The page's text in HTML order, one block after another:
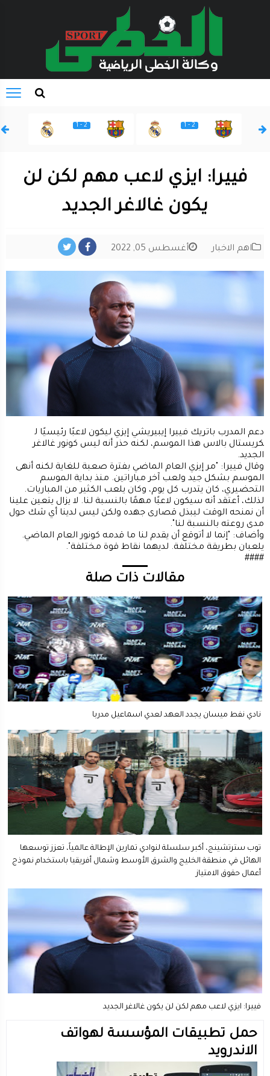
2 - 1
2 - 1
فييرا: ايزي لاعب مهم لكن لن
يكون غالاغر الجديد
اهم الاخبار أغسطس 05, 2022
دعم المدرب باتريك ​فييرا​ إيبيريشي إيزي ليكون لاعبًا رئيسيًا ل​
كريستال بالاس​ هذا الموسم، لكنه حذر أنه ليس كونور غالاغر
الجديد.
وقال فييرا: "مر إيزي العام الماضي بفترة صعبة للغاية لكنه أنهى
الموسم بشكل جيد ولعب آخر مباراتين. منذ بداية الموسم
التحضيري، كان يتدرب كل يوم، وكان يلعب الكثير من المباريات.
لذلك، أعتقد أنه سيكون لاعبًا مهمًا بالنسبة لنا. لا يزال يتعين علينا
أن نمنحه الوقت ليبذل قصارى جهده ولكن ليس لدينا أي شك حول
مدى روعته بالنسبة لنا".
وأضاف: "إنما لا أتوقع أن يقدم لنا ما قدمه كونور العام الماضي.
يلعبان بطريقة مختلفة. لديهما نقاط قوة مختلفة".
####
مقالات ذات صلة
نادي نفط ميسان يجدد العهد لعدي اسماعيل مدربا
توب سترتشينج، أكبر سلسلة لنوادي تمارين الإطالة عالمياً، تعزز توسعها
الهائل في منطقة الخليج والشرق الأوسط وشمال أفريقيا باستخدام نموذج
أعمال حقوق الامتياز
فييرا: ايزي لاعب مهم لكن لن يكون غالاغر الجديد
حمل تطبيقات المؤسسة لهواتف
الاندرويد